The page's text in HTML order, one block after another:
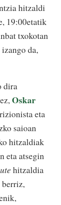
hitzaldi
19:00etatik
txokotan
da,
dira
Oskar
eta
saioan
hitzaldiak
eta atsegin
hitzaldia
berriz,